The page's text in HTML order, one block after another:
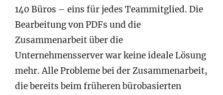
140 Büros – eins für jedes Teammitglied. Die
Bearbeitung von PDFs und die
Zusammenarbeit über die
Unternehmensserver war keine ideale Lösung
mehr. Alle Probleme bei der Zusammenarbeit,
die bereits beim früheren bürobasierten